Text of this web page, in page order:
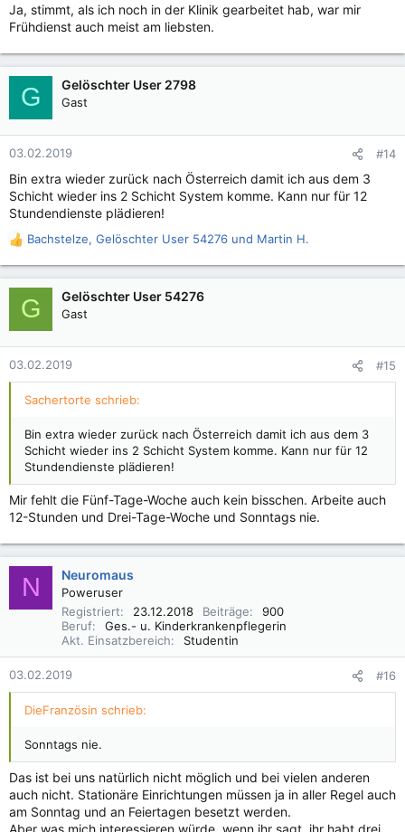
Ja, stimmt, als ich noch in der Klinik gearbeitet hab, war mir
Frühdienst auch meist am liebsten.
G Gelöschter User 2798
Gast
03.02.2019 #14
Bin extra wieder zurück nach Österreich damit ich aus dem 3
Schicht wieder ins 2 Schicht System komme. Kann nur für 12
Stundendienste plädieren!
R
a
n
Bachstelze, Gelöschter User 54276 und Martin H.
G Gelöschter User 54276
Gast
03.02.2019 #15
Sachertorte schrieb:
Bin extra wieder zurück nach Österreich damit ich aus dem 3
Schicht wieder ins 2 Schicht System komme. Kann nur für 12
Stundendienste plädieren!
Mir fehlt die Fünf-Tage-Woche auch kein bisschen. Arbeite auch
12-Stunden und Drei-Tage-Woche und Sonntags nie.
N Neuromaus
Poweruser
Registriert
23.12.2018 Beiträge
900
Beruf
Ges.- u. Kinderkrankenpflegerin
Akt. Einsatzbereich
Studentin
03.02.2019 #16
DieFranzösin schrieb:
Sonntags nie.
Das ist bei uns natürlich nicht möglich und bei vielen anderen
auch nicht. Stationäre Einrichtungen müssen ja in aller Regel auch
am Sonntag und an Feiertagen besetzt werden.
Aber was mich interessieren würde, wenn ihr sagt, ihr habt drei